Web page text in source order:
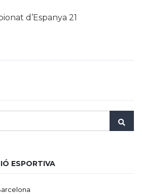
d’Espanya 21
ESPORTIVA